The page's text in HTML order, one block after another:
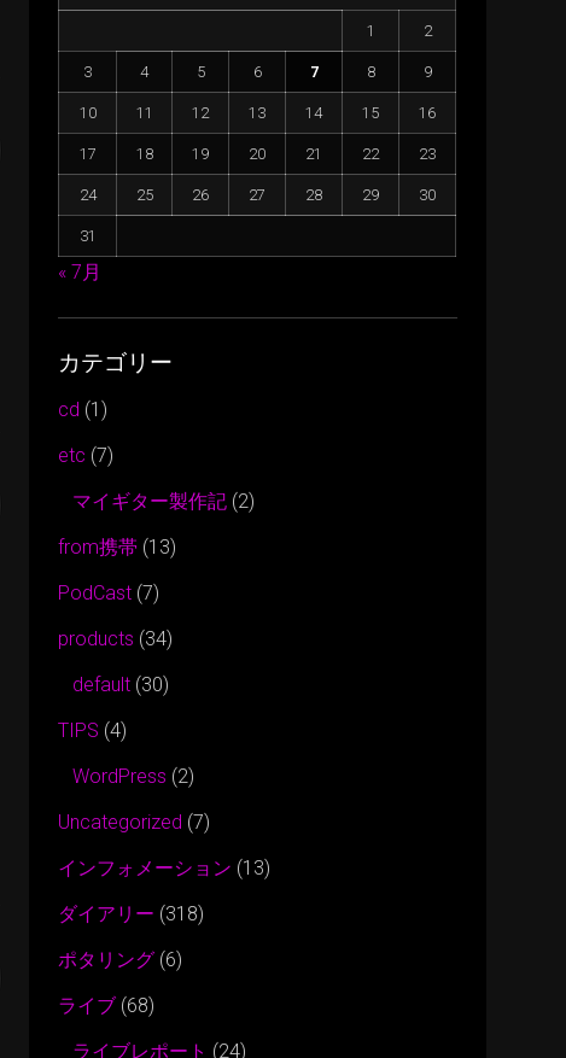
上
矢
印
キ
1 2
3 4 5 6 7 8 9
10 11 12 13 14 15 16
17 18 19 20 21 22 23
24 25 26 27 28 29 30
31
« 7月
カテゴリー
cd (1)
etc (7)
マイギター製作記 (2)
from携帯 (13)
PodCast (7)
products (34)
default (30)
TIPS (4)
WordPress (2)
Uncategorized (7)
インフォメーション (13)
ダイアリー (318)
ポタリング (6)
ライブ (68)
ライブレポート (24)